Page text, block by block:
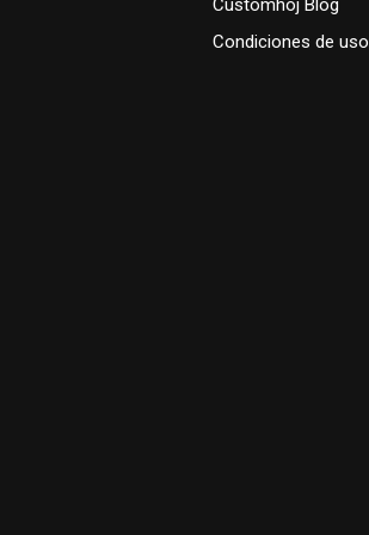
Customhoj Blog
Condiciones de uso